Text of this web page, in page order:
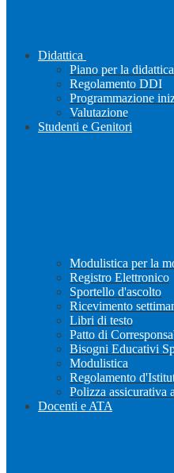
Didattica
Piano per la
Regolamento DDI
Programmazione
Valutazione
Studenti e Genitori
Modulistica per la
Registro Elettronico
Sportello d'ascolto
Ricevimento
Libri di testo
Patto di
Bisogni Educativi
Modulistica
Regolamento
Polizza assicurativa
Docenti e ATA